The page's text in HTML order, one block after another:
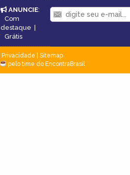
ANUNCIE:
Com
destaque |
Grátis
Privacidade
Sitemap
pelo time do EncontraBrasil